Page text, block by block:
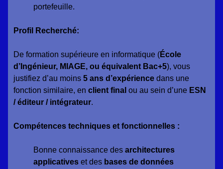
portefeuille.
Profil Recherché:
De formation supérieure en informatique (École
d’Ingénieur, MIAGE, ou équivalent Bac+5), vous
justifiez d’au moins5 ans d’expérience dans une
fonction similaire, enclient final ou au sein d’une ESN
/ éditeur / intégrateur.
Compétences techniques et fonctionnelles :
Bonne connaissance desarchitectures
applicatives et des bases de données